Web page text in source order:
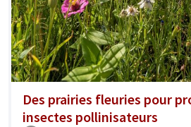
Des prairies fleuries pour
insectes pollinisateurs